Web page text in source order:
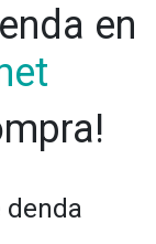
en
denda